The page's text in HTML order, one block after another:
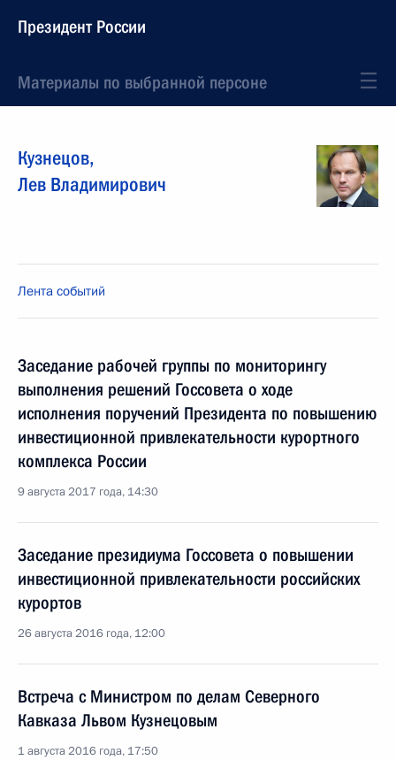
Президент России
Материалы по выбранной персоне
Кузнецов,
Лев Владимирович
Лента событий
Заседание рабочей группы по мониторингу
выполнения решений Госсовета о ходе
исполнения поручений Президента по повышению
инвестиционной привлекательности курортного
комплекса России
9 августа 2017 года, 14:30
Заседание президиума Госсовета о повышении
инвестиционной привлекательности российских
курортов
26 августа 2016 года, 12:00
Встреча с Министром по делам Северного
Кавказа Львом Кузнецовым
1 августа 2016 года, 17:50